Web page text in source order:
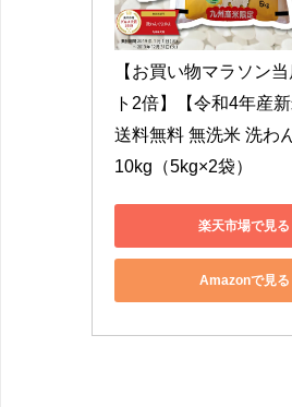
【お買い物マラソン
ト2倍】【令和4年産新
送料無料 無洗米 洗わ
10kg（5kg×2袋）
楽天市場で見る
Amazonで見る